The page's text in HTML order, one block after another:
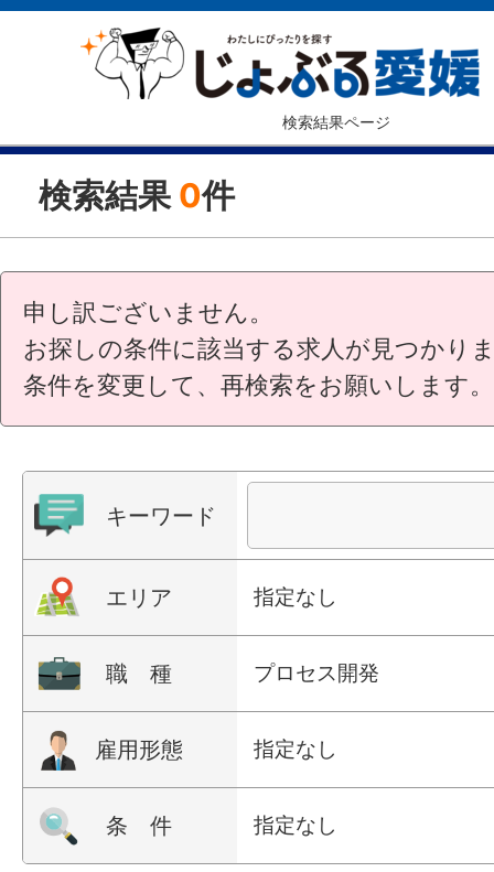
検索結果ページ
検索結果 0件
申し訳ございません。
お探しの条件に該当する求人が見つかり
条件を変更して、再検索をお願いします。
キーワード
エリア 指定なし
職 種 プロセス開発
雇用形態 指定なし
条 件 指定なし